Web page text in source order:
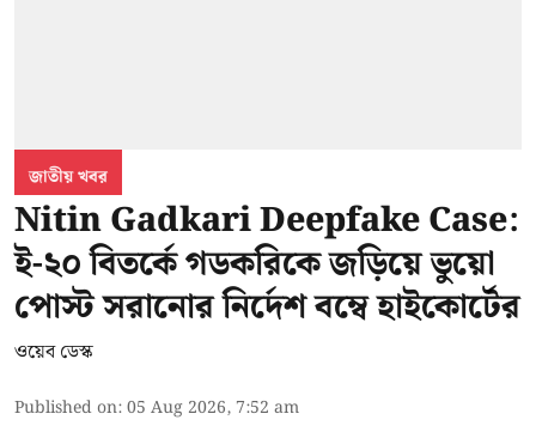
জাতীয় খবর
Nitin Gadkari Deepfake Case:
ই-২০ বিতর্কে গডকরিকে জড়িয়ে ভুয়ো
পোস্ট সরানোর নির্দেশ বম্বে হাইকোর্টের
ওয়েব ডেস্ক
Published on:05 Aug 2026, 7:52 am